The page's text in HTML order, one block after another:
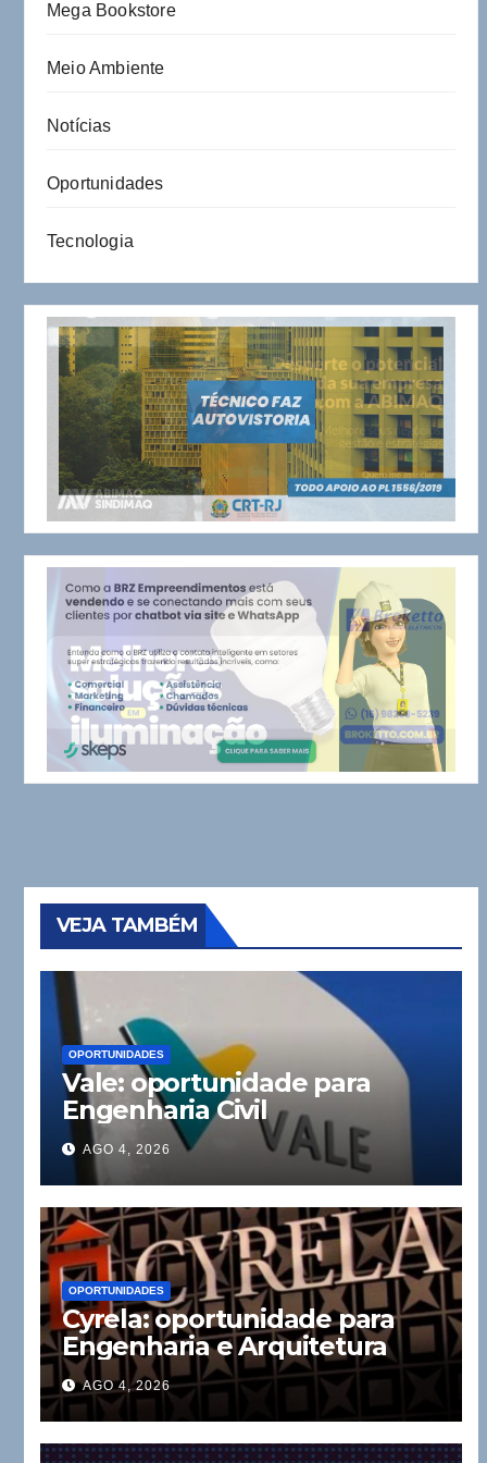
Mega Bookstore
Meio Ambiente
Notícias
Oportunidades
Tecnologia
VEJA TAMBÉM
OPORTUNIDADES
Vale: oportunidade para
Engenharia Civil
AGO 4, 2026
OPORTUNIDADES
Cyrela: oportunidade para
Engenharia e Arquitetura
AGO 4, 2026